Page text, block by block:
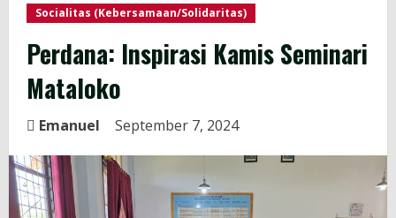
Socialitas (Kebersamaan/Solidaritas)
Perdana: Inspirasi Kamis Seminari
Mataloko
Emanuel September 7, 2024